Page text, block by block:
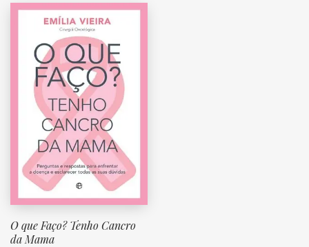
O que Faço? Tenho Cancro
da Mama